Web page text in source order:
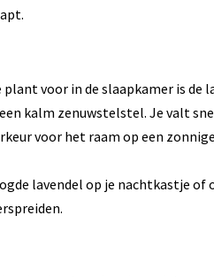
plant voor in de slaapkamer is
kalm zenuwstelstel. Je valt
voor het raam op een
lavendel op je nachtkastje of